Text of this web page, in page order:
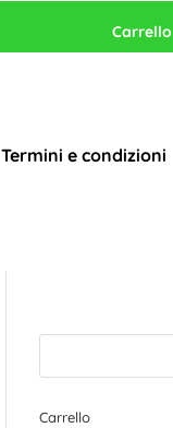
Carrello
Termini e condizioni
Carrello